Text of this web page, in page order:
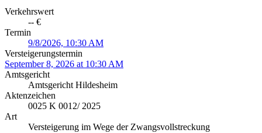
Verkehrswert
-- €
Termin
9/8/2026, 10:30 AM
Versteigerungstermin
September 8, 2026 at 10:30 AM
Amtsgericht
Amtsgericht Hildesheim
Aktenzeichen
0025 K 0012/ 2025
Art
Versteigerung im Wege der Zwangsvollstreckung